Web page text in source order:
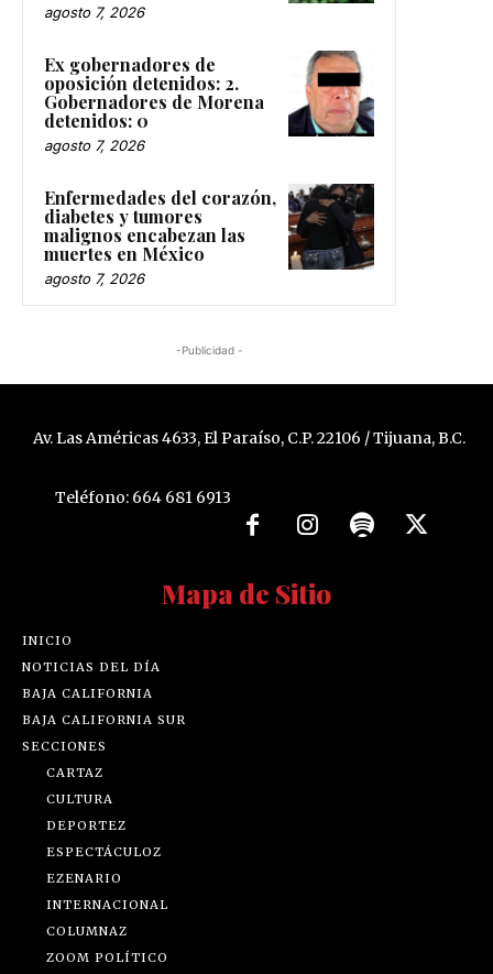
agosto 7, 2026
Ex gobernadores de
oposición detenidos: 2.
Gobernadores de Morena
detenidos: 0
agosto 7, 2026
Enfermedades del corazón,
diabetes y tumores
malignos encabezan las
muertes en México
agosto 7, 2026
-Publicidad -
Av. Las Américas 4633, El Paraíso, C.P. 22106 / Tijuana, B.C.
Teléfono: 664 681 6913
Mapa de Sitio
INICIO
NOTICIAS DEL DÍA
BAJA CALIFORNIA
BAJA CALIFORNIA SUR
SECCIONES
CARTAZ
CULTURA
DEPORTEZ
ESPECTÁCULOZ
EZENARIO
INTERNACIONAL
COLUMNAZ
ZOOM POLÍTICO